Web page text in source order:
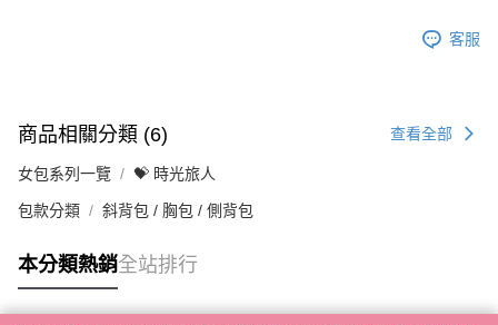
客服
商品相關分類 (6) 查看全部
女包系列一覽 💝 時光旅人
包款分類 斜背包 / 胸包 / 側背包
本分類熱銷全站排行